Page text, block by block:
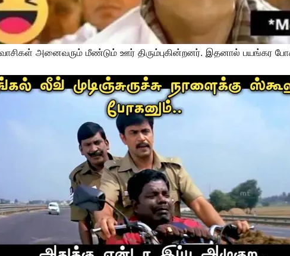
அனைவரும் மீண்டும் ஊர் திரும்புகின்றனர். இதனால் பயங்கர